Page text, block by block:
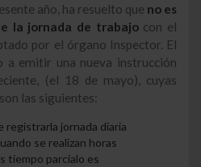
año, ha resuelto que no es
la jornada de trabajocon el
por el órgano Inspector. El
a emitir una nueva instrucción
(el 18 de mayo), cuyas
las siguientes:
registrarla jornada diaria
se realizan horas
tiempo parcialo es